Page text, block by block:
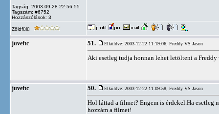
Tagság: 2003-09-28 22:56:55
Tagszám: #6752
Hozzászólások: 3
Zöldfülű
juveftc 51. Elküldve: 2003-12-22 11:19:06, Freddy VS Jason
Aki esetleg tudja honnan lehet letölteni a
juveftc 50. Elküldve: 2003-12-22 11:09:58, Freddy VS Jason
Hol láttad a filmet? Engem is érdekel.Ha
hozzám a filmet!